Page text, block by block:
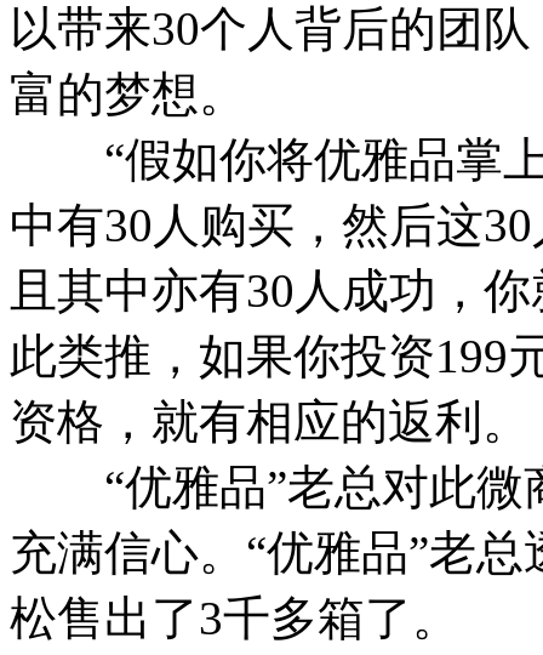
以带来30个人背后的团
富的梦想。
“假如你将优雅品掌上
中有30人购买，然后这
且其中亦有30人成功，
此类推，如果你投资199
资格，就有相应的返利。
“优雅品”老总对此微
充满信心。“优雅品”老
松售出了3千多箱了。